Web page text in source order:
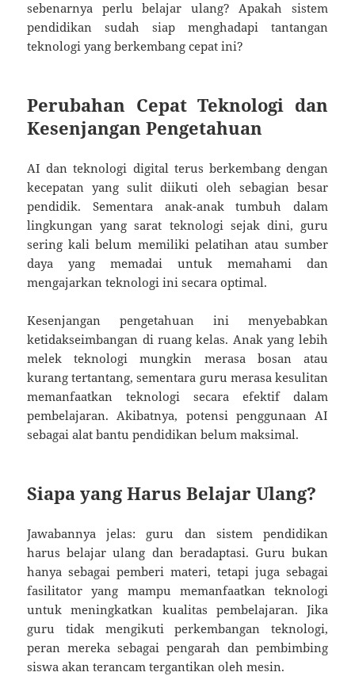
sebenarnya perlu belajar ulang? Apakah sistem
pendidikan sudah siap menghadapi tantangan
teknologi yang berkembang cepat ini?
Perubahan Cepat Teknologi dan
Kesenjangan Pengetahuan
AI dan teknologi digital terus berkembang dengan
kecepatan yang sulit diikuti oleh sebagian besar
pendidik. Sementara anak-anak tumbuh dalam
lingkungan yang sarat teknologi sejak dini, guru
sering kali belum memiliki pelatihan atau sumber
daya yang memadai untuk memahami dan
mengajarkan teknologi ini secara optimal.
Kesenjangan pengetahuan ini menyebabkan
ketidakseimbangan di ruang kelas. Anak yang lebih
melek teknologi mungkin merasa bosan atau
kurang tertantang, sementara guru merasa kesulitan
memanfaatkan teknologi secara efektif dalam
pembelajaran. Akibatnya, potensi penggunaan AI
sebagai alat bantu pendidikan belum maksimal.
Siapa yang Harus Belajar Ulang?
Jawabannya jelas: guru dan sistem pendidikan
harus belajar ulang dan beradaptasi. Guru bukan
hanya sebagai pemberi materi, tetapi juga sebagai
fasilitator yang mampu memanfaatkan teknologi
untuk meningkatkan kualitas pembelajaran. Jika
guru tidak mengikuti perkembangan teknologi,
peran mereka sebagai pengarah dan pembimbing
siswa akan terancam tergantikan oleh mesin.